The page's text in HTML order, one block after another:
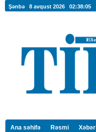
Şənbə 8 avqust 2026 02:38:06
Ana səhifə Rəsmi